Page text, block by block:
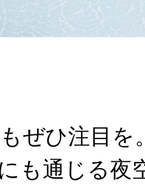
ぜひ注目を
も通じる夜